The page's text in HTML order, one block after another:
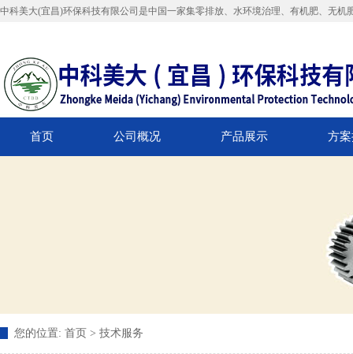
中科美大(宜昌)环保科技有限公司是中国一家集零排放、水环境治理、有机肥、无
首页 公司概况 产品展示 方
您的位置: 首页 > 技术服务